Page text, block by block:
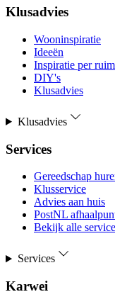
Klusadvies
Wooninspiratie
Ideeën
Inspiratie per
DIY's
Klusadvies
Klusadvies
Services
Gereedschap
Klusservice
Advies aan huis
PostNL
Bekijk alle
Services
Karwei